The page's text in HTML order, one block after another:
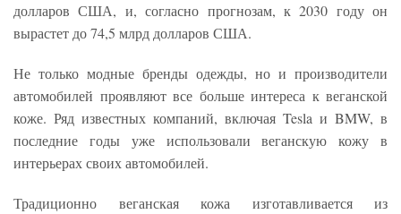
долларов США, и, согласно прогнозам, к 2030 году он
вырастет до 74,5 млрд долларов США.
Не только модные бренды одежды, но и производители
автомобилей проявляют все больше интереса к веганской
коже. Ряд известных компаний, включая Tesla и BMW, в
последние годы уже использовали веганскую кожу в
интерьерах своих автомобилей.
Традиционно веганская кожа изготавливается из